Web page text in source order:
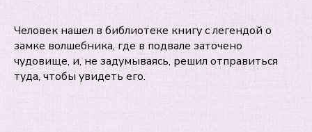
Человек нашел в библиотеке книгу с легендой о
замке волшебника, где в подвале заточено
чудовище, и, не задумываясь, решил отправиться
туда, чтобы увидеть его.